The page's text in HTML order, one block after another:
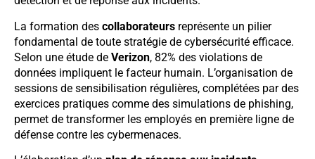
La formation des collaborateurs représente un pilier
fondamental de toute stratégie de cybersécurité efficace.
Selon une étude de Verizon, 82% des violations de
données impliquent le facteur humain. L’organisation de
sessions de sensibilisation régulières, complétées par des
exercices pratiques comme des simulations de phishing,
permet de transformer les employés en première ligne de
défense contre les cybermenaces.